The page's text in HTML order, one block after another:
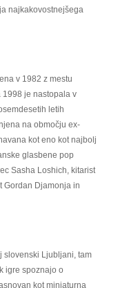
najkakovostnejšega
v 1982 z mestu
1998 je nastopala v
letih
na območju ex-
kot eno kot najbolj
glasbene pop
Sasha Loshich, kitarist
Gordan Djamonja in
slovenski Ljubljani, tam
igre spoznajo o
kot miniaturna